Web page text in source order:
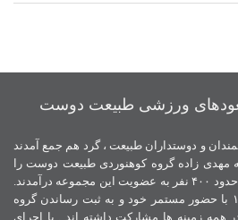
ورزشی طبیعت دوست
از علاقمندان و دوستداران طبیعت ، گرد هم جمع آمدند
مهدی زاده گروه کوهنوردی طبیعت دوست را
بنیان نهادند، از آن زمان تاکنون حدود ۴۰۰ نفر به عضویت این مجموعه درآمدند.
همچنین بانوان نیز از سال ۱۳۸۲ با حضور مستمر خود و به ثبت رساندن گروه
همه زمینه ها مشارکت داشته اند . با اجرای